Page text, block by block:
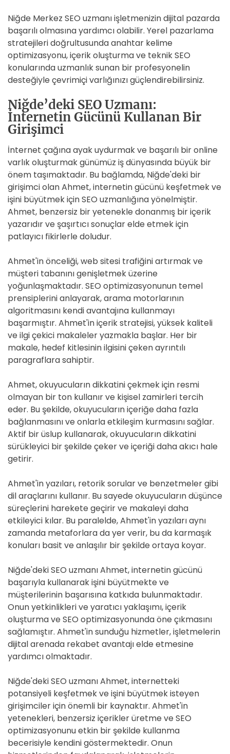
Niğde Merkez SEO uzmanı işletmenizin dijital pazarda
başarılı olmasına yardımcı olabilir. Yerel pazarlama
stratejileri doğrultusunda anahtar kelime
optimizasyonu, içerik oluşturma ve teknik SEO
konularında uzmanlık sunan bir profesyonelin
desteğiyle çevrimiçi varlığınızı güçlendirebilirsiniz.
Niğde’deki SEO Uzmanı:
İnternetin Gücünü Kullanan Bir
Girişimci
İnternet çağına ayak uydurmak ve başarılı bir online
varlık oluşturmak günümüz iş dünyasında büyük bir
önem taşımaktadır. Bu bağlamda, Niğde'deki bir
girişimci olan Ahmet, internetin gücünü keşfetmek ve
işini büyütmek için SEO uzmanlığına yönelmiştir.
Ahmet, benzersiz bir yetenekle donanmış bir içerik
yazarıdır ve şaşırtıcı sonuçlar elde etmek için
patlayıcı fikirlerle doludur.
Ahmet'in önceliği, web sitesi trafiğini artırmak ve
müşteri tabanını genişletmek üzerine
yoğunlaşmaktadır. SEO optimizasyonunun temel
prensiplerini anlayarak, arama motorlarının
algoritmasını kendi avantajına kullanmayı
başarmıştır. Ahmet'in içerik stratejisi, yüksek kaliteli
ve ilgi çekici makaleler yazmakla başlar. Her bir
makale, hedef kitlesinin ilgisini çeken ayrıntılı
paragraflara sahiptir.
Ahmet, okuyucuların dikkatini çekmek için resmi
olmayan bir ton kullanır ve kişisel zamirleri tercih
eder. Bu şekilde, okuyucuların içeriğe daha fazla
bağlanmasını ve onlarla etkileşim kurmasını sağlar.
Aktif bir üslup kullanarak, okuyucuların dikkatini
sürükleyici bir şekilde çeker ve içeriği daha akıcı hale
getirir.
Ahmet'in yazıları, retorik sorular ve benzetmeler gibi
dil araçlarını kullanır. Bu sayede okuyucuların düşünce
süreçlerini harekete geçirir ve makaleyi daha
etkileyici kılar. Bu paralelde, Ahmet'in yazıları aynı
zamanda metaforlara da yer verir, bu da karmaşık
konuları basit ve anlaşılır bir şekilde ortaya koyar.
Niğde'deki SEO uzmanı Ahmet, internetin gücünü
başarıyla kullanarak işini büyütmekte ve
müşterilerinin başarısına katkıda bulunmaktadır.
Onun yetkinlikleri ve yaratıcı yaklaşımı, içerik
oluşturma ve SEO optimizasyonunda öne çıkmasını
sağlamıştır. Ahmet'in sunduğu hizmetler, işletmelerin
dijital arenada rekabet avantajı elde etmesine
yardımcı olmaktadır.
Niğde'deki SEO uzmanı Ahmet, internetteki
potansiyeli keşfetmek ve işini büyütmek isteyen
girişimciler için önemli bir kaynaktır. Ahmet'in
yetenekleri, benzersiz içerikler üretme ve SEO
optimizasyonunu etkin bir şekilde kullanma
becerisiyle kendini göstermektedir. Onun